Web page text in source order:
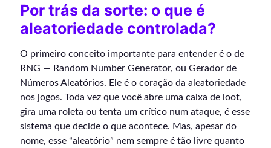
Por trás da sorte: o que é
aleatoriedade controlada?
O primeiro conceito importante para entender é o de
RNG — Random Number Generator, ou Gerador de
Números Aleatórios. Ele é o coração da aleatoriedade
nos jogos. Toda vez que você abre uma caixa de loot,
gira uma roleta ou tenta um crítico num ataque, é esse
sistema que decide o que acontece. Mas, apesar do
nome, esse “aleatório” nem sempre é tão livre quanto